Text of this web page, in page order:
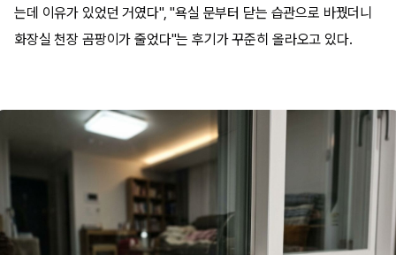
는데 이유가 있었던 거였다", "욕실 문부터 닫는 습관으로 바꿨더니
화장실 천장 곰팡이가 줄었다"는 후기가 꾸준히 올라오고 있다.